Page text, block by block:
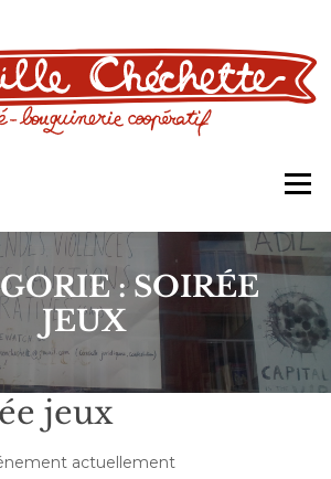
:SOIRÉE
JEUX
jeux
actuellement